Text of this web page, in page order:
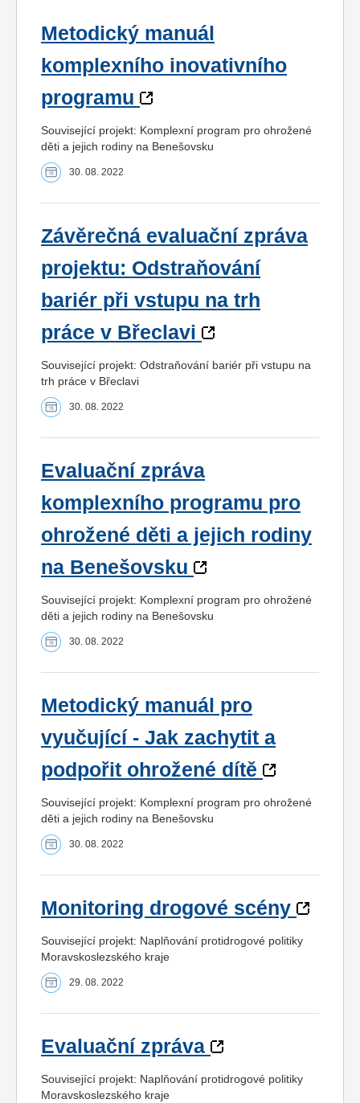
Metodický manuál
komplexního inovativního
programu
Související projekt: Komplexní program pro ohrožené
děti a jejich rodiny na Benešovsku
30. 08. 2022
Závěrečná evaluační zpráva
projektu: Odstraňování
bariér při vstupu na trh
práce v Břeclavi
Související projekt: Odstraňování bariér při vstupu na
trh práce v Břeclavi
30. 08. 2022
Evaluační zpráva
komplexního programu pro
ohrožené děti a jejich rodiny
na Benešovsku
Související projekt: Komplexní program pro ohrožené
děti a jejich rodiny na Benešovsku
30. 08. 2022
Metodický manuál pro
vyučující - Jak zachytit a
podpořit ohrožené dítě
Související projekt: Komplexní program pro ohrožené
děti a jejich rodiny na Benešovsku
30. 08. 2022
Monitoring drogové scény
Související projekt: Naplňování protidrogové politiky
Moravskoslezského kraje
29. 08. 2022
Evaluační zpráva
Související projekt: Naplňování protidrogové politiky
Moravskoslezského kraje